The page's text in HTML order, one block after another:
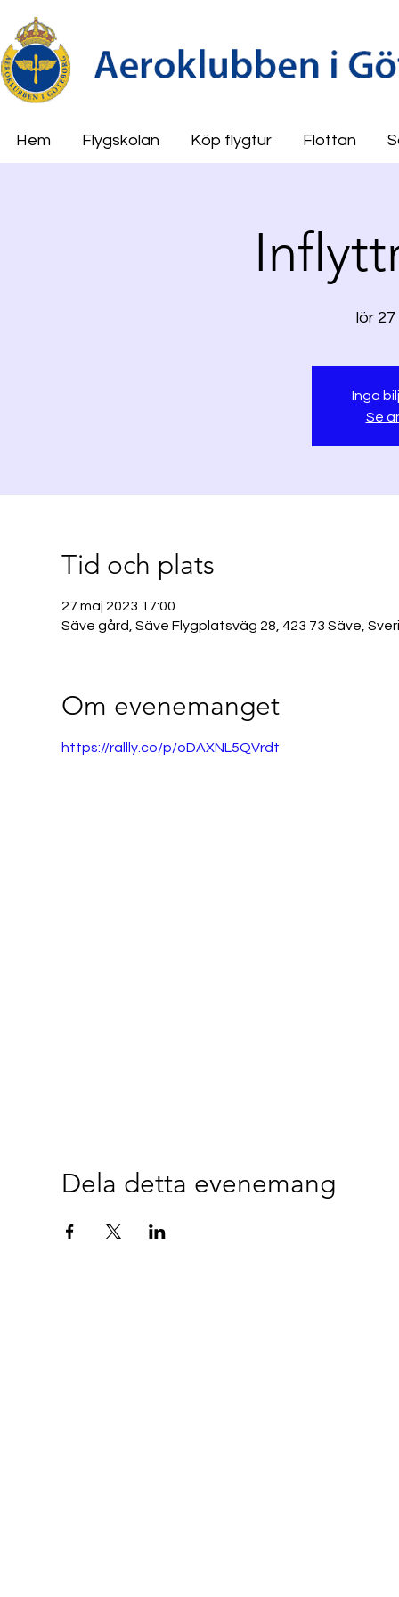
Hem Flygskolan Köp flygtur Flottan
lör
Inga
Se
Tid och plats
27 maj 2023 17:00
Säve gård, Säve Flygplatsväg 28, 423 73 Säve,
Om evenemanget
https://rallly.co/p/oDAXNL5QVrdt
Dela detta evenemang